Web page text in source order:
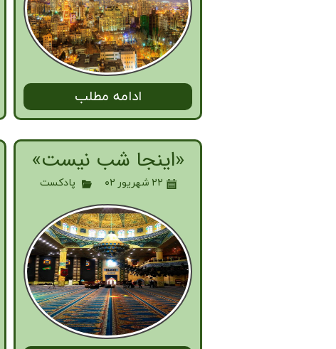
ادامه مطلب
«اینجا شب نیست»
۲۲ شهریور ۰۲ پادکست